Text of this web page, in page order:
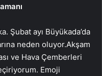
Şubat ayı Büyükada’da
neden oluyor.Akşam
ve Hava Çemberleri
Emoji